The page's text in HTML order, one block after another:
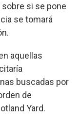
si se pone
se tomará
aquellas
buscadas por
de
Yard.